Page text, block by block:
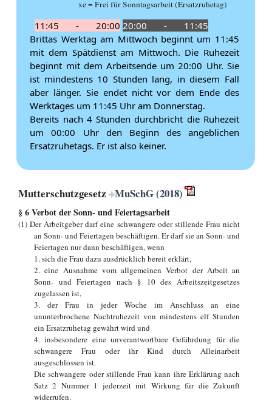
xe = Frei für Sonntagsarbeit (Ersatzruhetag)
11:45 - 20:00 20:00 - 11:45
Brittas Werktag am Mittwoch beginnt um 11:45
mit dem Spätdienst am Mittwoch. Die Ruhezeit
beginnt mit dem Arbeitsende um 20:00 Uhr. Sie
ist mindestens 10 Stunden lang, in diesem Fall
aber länger. Sie endet nicht vor dem Ende des
Werktages um 11:45 Uhr am Donnerstag.
Bereits nach 4 Stunden durchbricht die Ruhezeit
um 00:00 Uhr den Beginn des angeblichen
Ersatzruhetags. Er ist also keiner.
Mutterschutzgesetz MuSchG (2018)
§ 6 Verbot der Sonn- und Feiertagsarbeit
(1) Der Arbeitgeber darf eine schwangere oder stillende Frau nicht
an Sonn- und Feiertagen beschäftigen. Er darf sie an Sonn- und
Feiertagen nur dann beschäftigen, wenn
1. sich die Frau dazu ausdrücklich bereit erklärt,
2. eine Ausnahme vom allgemeinen Verbot der Arbeit an
Sonn- und Feiertagen nach § 10 des Arbeitszeitgesetzes
zugelassen ist,
3. der Frau in jeder Woche im Anschluss an eine
ununterbrochene Nachtruhezeit von mindestens elf Stunden
ein Ersatzruhetag gewährt wird und
4. insbesondere eine unverantwortbare Gefährdung für die
schwangere Frau oder ihr Kind durch Alleinarbeit
ausgeschlossen ist.
Die schwangere oder stillende Frau kann ihre Erklärung nach
Satz 2 Nummer 1 jederzeit mit Wirkung für die Zukunft
widerrufen.